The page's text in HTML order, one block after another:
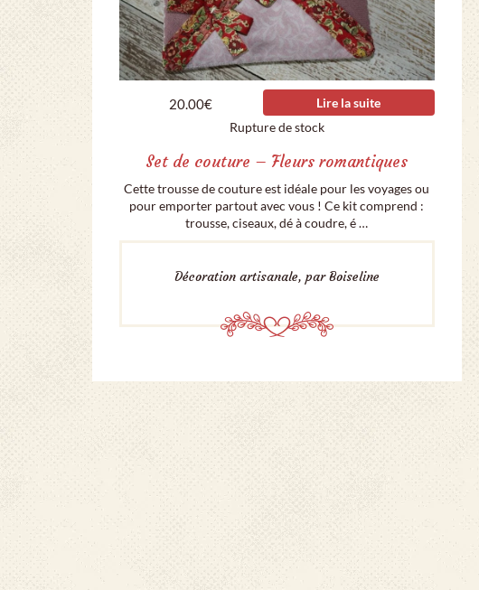
20.00€
Lire la suite
Rupture de stock
Set de couture – Fleurs romantiques
Cette trousse de couture est idéale pour les voyages ou
pour emporter partout avec vous ! Ce kit comprend :
trousse, ciseaux, dé à coudre, é …
Décoration artisanale, par Boiseline